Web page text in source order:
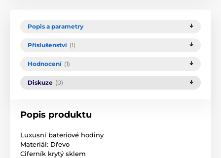
Popis a parametry
Příslušenství (1)
Hodnocení (1)
Diskuze (0)
Popis produktu
Luxusní bateriové hodiny
Materiál: Dřevo
Ciferník krytý sklem